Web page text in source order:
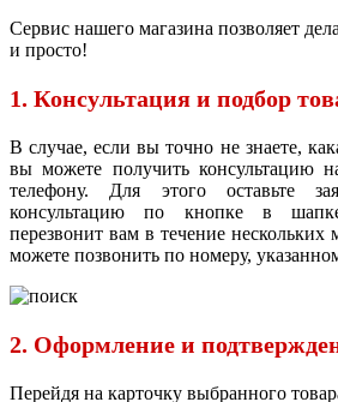
Сервис нашего магазина позволяет
и просто!
1. Консультация и подбор
В случае, если вы точно не знаете,
вы можете получить консультацию
телефону. Для этого оставьте
консультацию по кнопке в
перезвонит вам в течение
можете позвонить по номеру,
2. Оформление и
Перейдя на карточку выбранного